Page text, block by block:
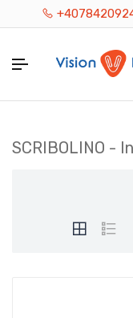
SCRIBOLINO -